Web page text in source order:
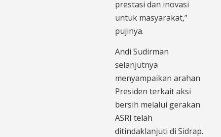
prestasi dan inovasi
untuk masyarakat,”
pujinya.
Andi Sudirman
selanjutnya
menyampaikan arahan
Presiden terkait aksi
bersih melalui gerakan
ASRI telah
ditindaklanjuti di Sidrap.